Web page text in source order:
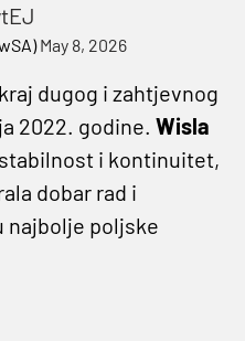
May 8, 2026
dugog i zahtjevnog
2022. godine. Wisla
i kontinuitet,
dobar rad i
najbolje poljske